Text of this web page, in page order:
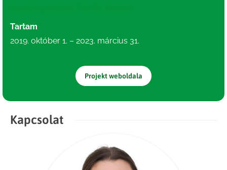
Tartam
2019. október 1. – 2023. március 31.
Projekt weboldala
Kapcsolat